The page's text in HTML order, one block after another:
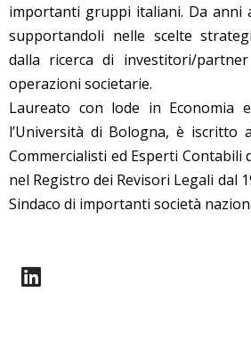
importanti gruppi italiani. Da anni
supportandoli nelle scelte
dalla ricerca di investitori/
operazioni societarie.
Laureato con lode in Economia
l’Università di Bologna, è iscritto
Commercialisti ed Esperti Contabili
nel Registro dei Revisori Legali dal
Sindaco di importanti società